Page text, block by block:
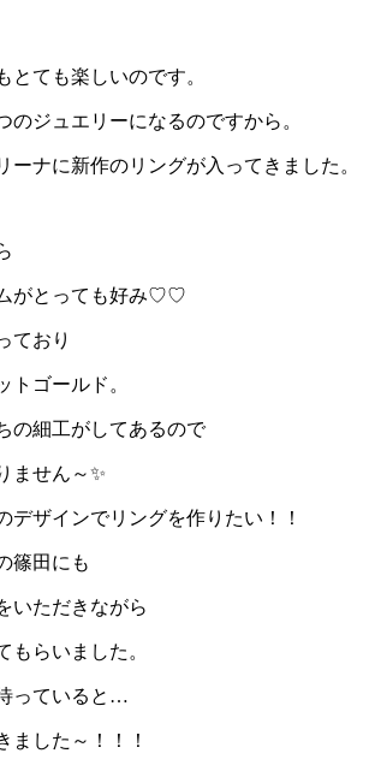
とても楽しいのです。
のジュエリーになるのですから。
ーナに新作のリングが入ってきました。
がとっても好み♡♡
ており
トゴールド。
の細工がしてあるので
ません～✨
デザインでリングを作りたい！！
篠田にも
いただきながら
もらいました。
っていると…
ました～！！！